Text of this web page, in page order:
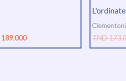
189.000
Clementoni
TND